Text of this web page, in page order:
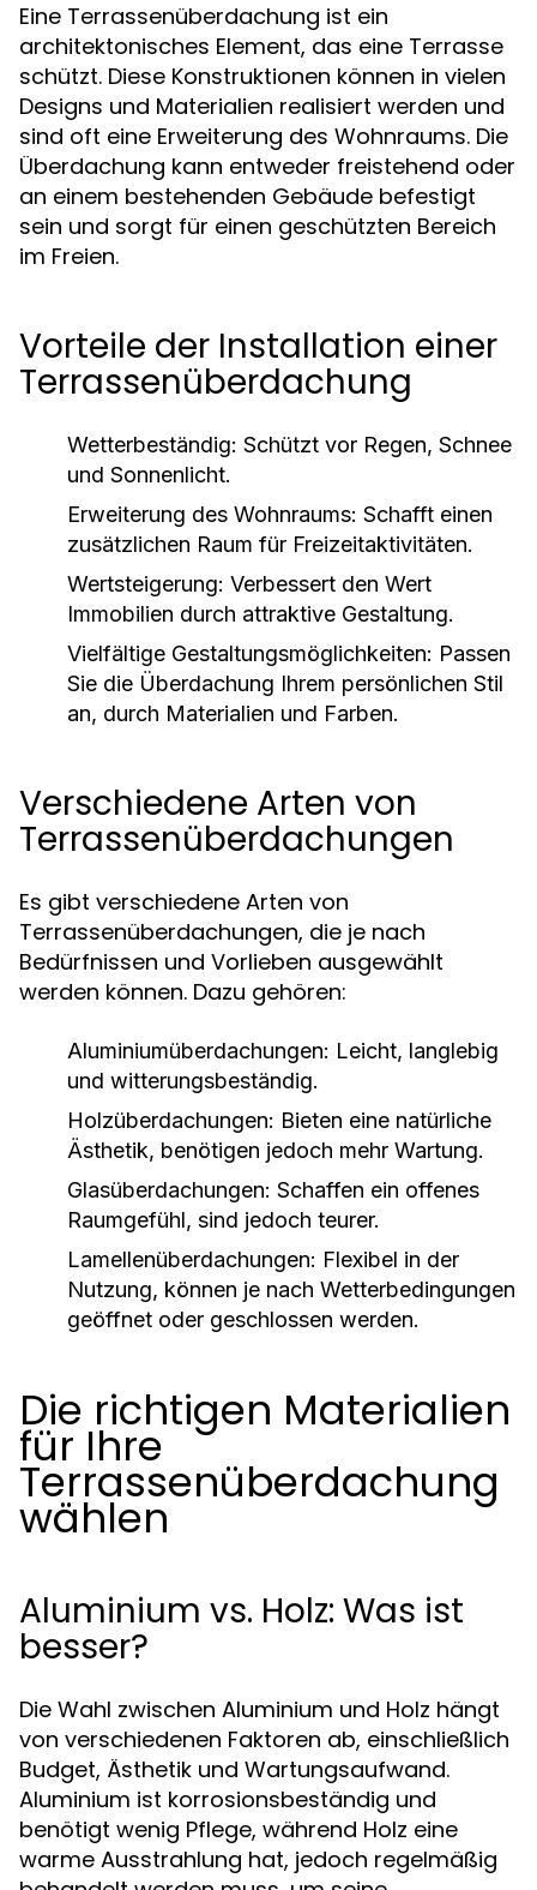
Eine Terrassenüberdachung ist ein
architektonisches Element, das eine Terrasse
schützt. Diese Konstruktionen können in vielen
Designs und Materialien realisiert werden und
sind oft eine Erweiterung des Wohnraums. Die
Überdachung kann entweder freistehend oder
an einem bestehenden Gebäude befestigt
sein und sorgt für einen geschützten Bereich
im Freien.
Vorteile der Installation einer
Terrassenüberdachung
Wetterbeständig: Schützt vor Regen, Schnee
und Sonnenlicht.
Erweiterung des Wohnraums: Schafft einen
zusätzlichen Raum für Freizeitaktivitäten.
Wertsteigerung: Verbessert den Wert
Immobilien durch attraktive Gestaltung.
Vielfältige Gestaltungsmöglichkeiten: Passen
Sie die Überdachung Ihrem persönlichen Stil
an, durch Materialien und Farben.
Verschiedene Arten von
Terrassenüberdachungen
Es gibt verschiedene Arten von
Terrassenüberdachungen, die je nach
Bedürfnissen und Vorlieben ausgewählt
werden können. Dazu gehören:
Aluminiumüberdachungen: Leicht, langlebig
und witterungsbeständig.
Holzüberdachungen: Bieten eine natürliche
Ästhetik, benötigen jedoch mehr Wartung.
Glasüberdachungen: Schaffen ein offenes
Raumgefühl, sind jedoch teurer.
Lamellenüberdachungen: Flexibel in der
Nutzung, können je nach Wetterbedingungen
geöffnet oder geschlossen werden.
Die richtigen Materialien
für Ihre
Terrassenüberdachung
wählen
Aluminium vs. Holz: Was ist
besser?
Die Wahl zwischen Aluminium und Holz hängt
von verschiedenen Faktoren ab, einschließlich
Budget, Ästhetik und Wartungsaufwand.
Aluminium ist korrosionsbeständig und
benötigt wenig Pflege, während Holz eine
warme Ausstrahlung hat, jedoch regelmäßig